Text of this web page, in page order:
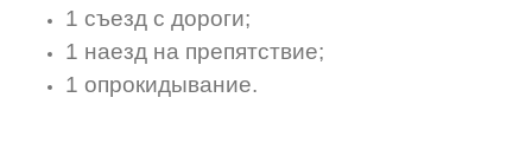
1 съезд с дороги;
1 наезд на препятствие;
1 опрокидывание.